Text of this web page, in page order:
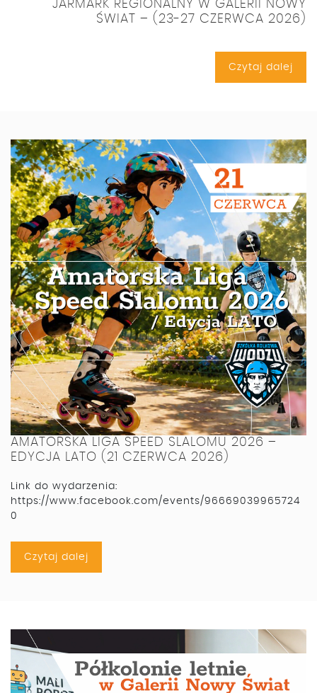
JARMARK REGIONALNY W GALERII NOWY
ŚWIAT – (23-27 CZERWCA 2026)
Czytaj dalej
AMATORSKA LIGA SPEED SLALOMU 2026 –
EDYCJA LATO (21 CZERWCA 2026)
Link do wydarzenia:
https://www.facebook.com/events/96669039965724
0
Czytaj dalej